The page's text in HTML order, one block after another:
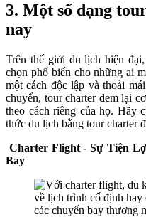
3. Một số dạng
nay
Trên thế giới du lịch hiện
chọn phổ biến cho những ai
một cách độc lập và thoải
chuyển, tour charter đem lại
theo cách riêng của họ. Hãy
thức du lịch bằng tour charter
Charter Flight - Sự Tiện
Bay